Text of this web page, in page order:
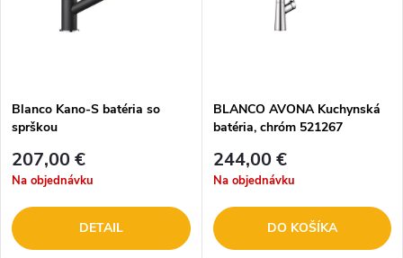
Blanco Kano-S batéria so
sprškou
207,00 €
Na objednávku
DETAIL
BLANCO AVONA Kuchynská
batéria, chróm 521267
244,00 €
Na objednávku
DO KOŠÍKA